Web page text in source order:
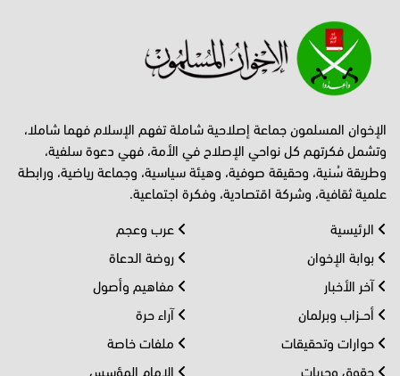
الإخوان المسلمون جماعة إصلاحية شاملة تفهم الإسلام فهما شاملا،
وتشمل فكرتهم كل نواحي الإصلاح في الأمة، فهي دعوة سلفية،
وطريقة سُنية، وحقيقة صوفية، وهيئة سياسية، وجماعة رياضية، ورابطة
علمية ثقافية، وشركة اقتصادية، وفكرة اجتماعية.
الرئيسية
بوابة الإخوان
آخر الأخبار
أحــزاب وبرلمان
حوارات وتحقيقات
حقوق وحريات
عرب وعجم
روضة الدعاة
مفاهيم وأصول
آراء حرة
ملفات خاصة
الإمام المؤسس